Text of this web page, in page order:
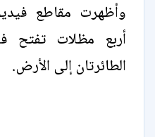
وأظهرت مقاطع
أربع مظلات تفتح
الطائرتان إلى الأرض.